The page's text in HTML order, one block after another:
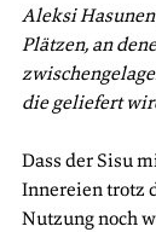
Aleksi
Plätzen, an
die geliefert
Dass der Sisu
Innereien trotz
Nutzung noch